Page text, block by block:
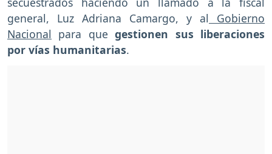
general, Luz Adriana Camargo, y al Gobierno
Nacional para que gestionen sus liberaciones
por vías humanitarias.